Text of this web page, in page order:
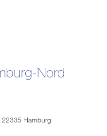
Nord
22335 Hamburg